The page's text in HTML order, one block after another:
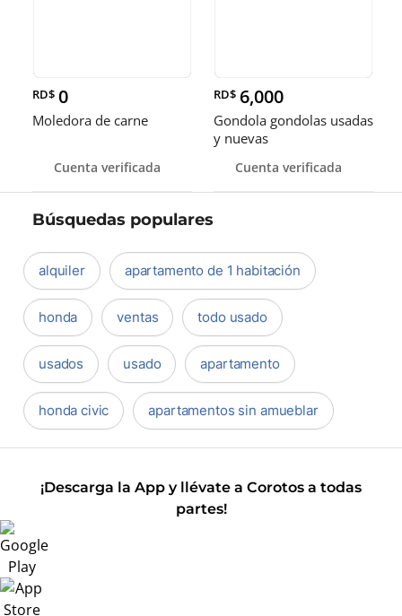
RD$ 0
Moledora de carne
Cuenta verificada
RD$ 6,000
Gondola gondolas usadas
y nuevas
Cuenta verificada
Búsquedas populares
alquiler apartamento de 1 habitación
honda ventas todo usado
usados usado apartamento
honda civic apartamentos sin amueblar
¡Descarga la App y llévate a Corotos a todas
partes!